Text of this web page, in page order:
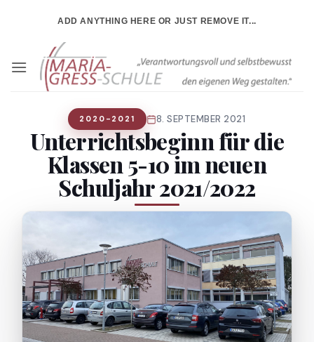
ADD ANYTHING HERE OR JUST REMOVE IT...
2020-2021 8. SEPTEMBER 2021
Unterrichtsbeginn für die
Klassen 5-10 im neuen
Schuljahr 2021/2022